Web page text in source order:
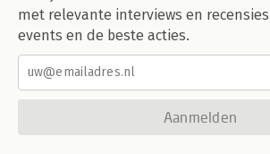
met relevante interviews en
events en de beste acties.
Aanmelden